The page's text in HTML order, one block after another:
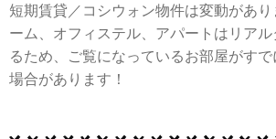
短期賃貸／コシウォン物件は変動があ
ーム、オフィステル、アパートはリア
るため、ご覧になっているお部屋がす
場合があります！